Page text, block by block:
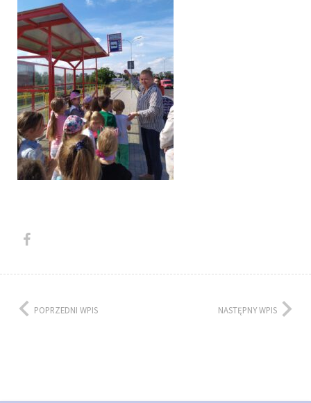
POPRZEDNI WPIS NASTĘPNY WPIS